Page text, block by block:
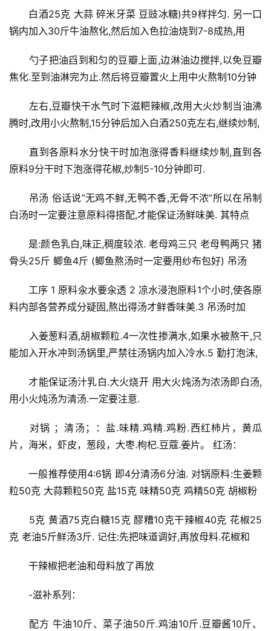
白酒25克 大蒜 碎米牙菜 豆豉冰糖)共9样拌匀. 另一口
锅内加入30斤牛油熬化,然后加入色拉油烧到7-8成热,用
勺子把油舀到和匀的豆瓣上面,边淋油边搅拌,以免豆瓣
焦化.至到油淋完为止.然后将豆瓣置火上用中火熬制10分钟
左右,豆瓣快干水气时下滋粑辣椒,改用大火炒制当油沸
腾时,改用小火熬制,15分钟后加入白酒250克左右,继续炒制,
直到各原料水分快干时加泡涨得香料继续炒制,直到各
原料9分干时下泡涨得花椒,炒制5-10分钟即可.
吊汤 俗话说”无鸡不鲜,无鸭不香,无骨不浓”所以在吊制
白汤时一定要注意原料得搭配,才能保证汤鲜味美. 其特点
是:颜色乳白,味正,稠度较浓. 老母鸡三只 老母鸭两只 猪
骨头25斤 鲫鱼4斤 (鲫鱼熬汤时一定要用纱布包好) 吊汤
工序 1 原料汆水要汆透 2 凉水浸泡原料1个小时,使各原
料内部各营养成分疑固,熬出得汤才鲜香味美.3 吊汤时加
入姜葱料酒,胡椒颗粒.4一次性掺满水,如果水被熬干,只
能加入开水冲到汤锅里,严禁往汤锅内加入冷水.5 勤打泡沫,
才能保证汤汁乳白.大火烧开 用大火炖汤为浓汤即白汤,
用小火炖汤为清汤.一定要注意.
对锅 ；清汤；：盐.味精.鸡精.鸡粉.西红柿片，黄瓜
片，海米，虾皮，葱段，大枣.枸杞.豆蔻.姜片。 红汤：
一般推荐使用4:6锅 即4分清汤6分油. 对锅原料:生姜颗
粒50克 大蒜颗粒50克 盐15克 味精50克 鸡精50克 胡椒粉
5克 黄酒75克白糖15克 醪糟10克干辣椒40克 花椒25
克 老油5斤鲜汤3斤. 记住:先把味道调好,再放母料.花椒和
干辣椒把老油和母料放了再放
-滋补系列：
配方 牛油10斤、菜子油50斤.鸡油10斤.豆瓣酱10斤、